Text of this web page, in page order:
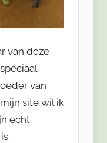
van deze
van
site wil ik
echt